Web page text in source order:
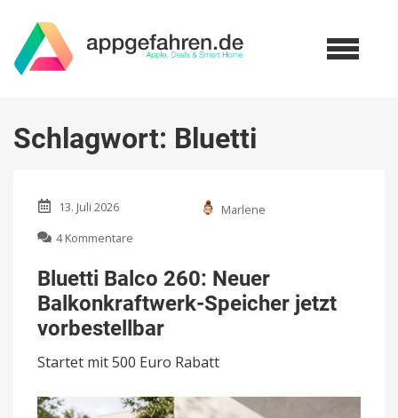
Schlagwort: Bluetti
13. Juli 2026
Marlene
4 Kommentare
Balco
260:
Neuer
Balkonkraftwerk-
Speicher
jetzt
vorbestellbar
Bluetti Balco 260: Neuer
Balkonkraftwerk-Speicher jetzt
vorbestellbar
Startet mit 500 Euro Rabatt